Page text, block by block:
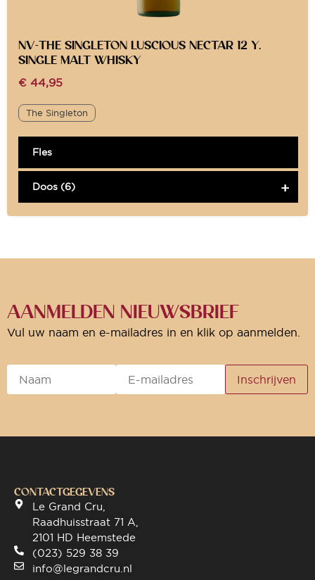
NV-THE SINGLETON LUSCIOUS NECTAR 12 Y.
SINGLE MALT WHISKY
€ 44,95
The Singleton
Fles
Doos (6)
AANMELDEN NIEUWSBRIEF
Vul uw naam en e-mailadres in en klik op aanmelden.
CONTACTGEGEVENS
Le Grand Cru,
Raadhuisstraat 71 A,
2101 HD Heemstede
(023) 529 38 39
info@legrandcru.nl